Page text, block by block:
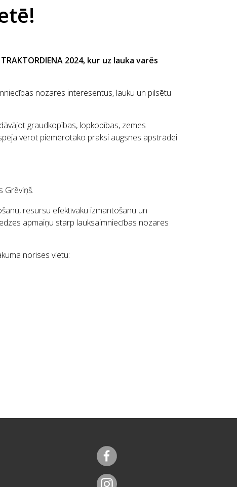
2024, kur uz lauka varēs
nozares interesentus, lauku un pilsētu
graudkopības, lopkopības, zemes
vērot piemērotāko praksi augsnes apstrādei
Grēviņš.
resursu efektīvāku izmantošanu un
apmaiņu starp lauksaimniecības nozares
norises vietu: